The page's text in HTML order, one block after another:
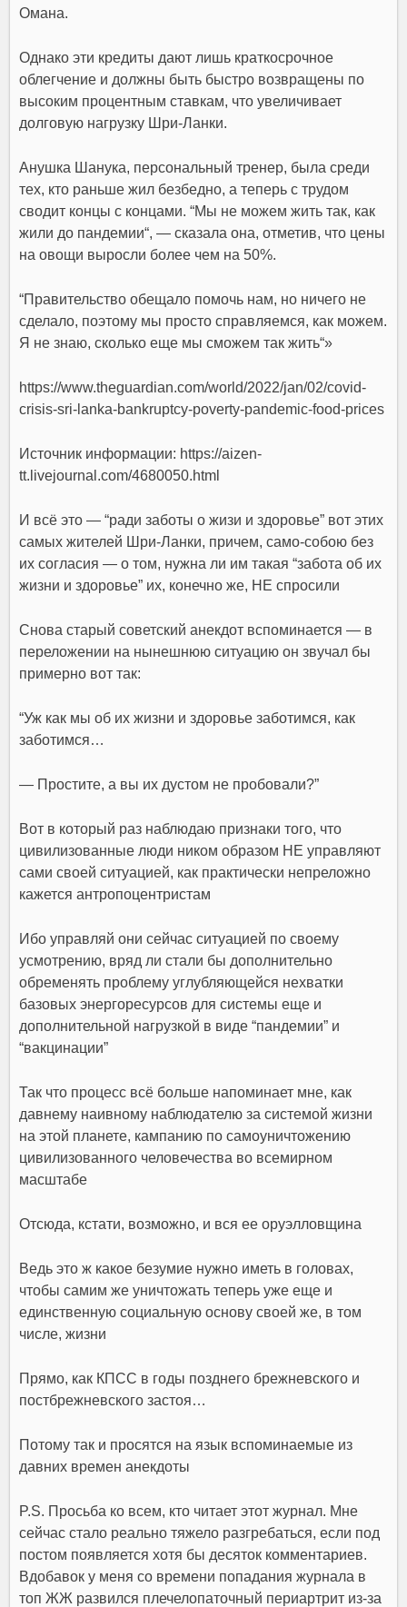
Омана.
Однако эти кредиты дают лишь краткосрочное
облегчение и должны быть быстро возвращены по
высоким процентным ставкам, чтоувеличивает
долговую нагрузку Шри-Ланки.
Анушка Шанука, персональный тренер, была среди
тех, кто раньше жил безбедно, а теперь с трудом
сводит концы с концами. “Мы не можем жить так, как
жили до пандемии“, — сказала она, отметив, что цены
на овощи выросли более чем на 50%.
“Правительство обещало помочь нам, но ничего не
сделало, поэтому мы просто справляемся, как можем.
Я не знаю, сколько еще мы сможем так жить“»
https://www.theguardian.com/world/2022/jan/02/covid-
crisis-sri-lanka-bankruptcy-poverty-pandemic-food-prices
Источник информации: https://aizen-
tt.livejournal.com/4680050.html
И всё это — “ради заботы о жизи и здоровье” вот этих
самых жителей Шри-Ланки, причем, само-собою без
их согласия — о том, нужна ли им такая “забота об их
жизни и здоровье” их, конечно же, НЕ спросили
Снова старый советский анекдот вспоминается — в
переложении на нынешнюю ситуацию он звучал бы
примерно вот так:
“Уж как мы об их жизни и здоровье заботимся, как
заботимся…
— Простите, а вы их дустом не пробовали?”
Вот в который раз наблюдаю признаки того, что
цивилизованные люди ником образом НЕ управляют
сами своей ситуацией, как практически непреложно
кажется антропоцентристам
Ибо управляй они сейчас ситуацией по своему
усмотрению, вряд ли стали бы дополнительно
обременять проблему углубляющейся нехватки
базовых энергоресурсов для системы еще и
дополнительной нагрузкой в виде “пандемии” и
“вакцинации”
Так что процесс всё больше напоминает мне, как
давнему наивному наблюдателю за системой жизни
на этой планете, кампанию по самоуничтожению
цивилизованного человечества во всемирном
масштабе
Отсюда, кстати, возможно, и вся ее оруэлловщина
Ведь это ж какое безумие нужно иметь в головах,
чтобы самим же уничтожать теперь уже еще и
единственную социальную основу своей же, в том
числе, жизни
Прямо, как КПСС в годы позднего брежневского и
постбрежневского застоя…
Потому так и просятся на язык вспоминаемые из
давних времен анекдоты
P.S. Просьба ко всем, кто читает этот журнал. Мне
сейчас стало реально тяжело разгребаться, если под
постом появляется хотя бы десяток комментариев.
Вдобавок у меня со времени попадания журнала в
топ ЖЖ развился плечелопаточный периартрит из-за